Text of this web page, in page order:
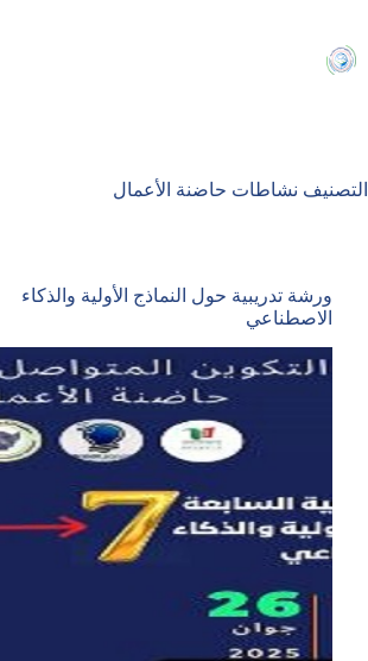
المحتوى
التصنيف نشاطات حاضنة الأعمال
ورشة تدريبية حول النماذج الأولية والذكاء
الاصطناعي